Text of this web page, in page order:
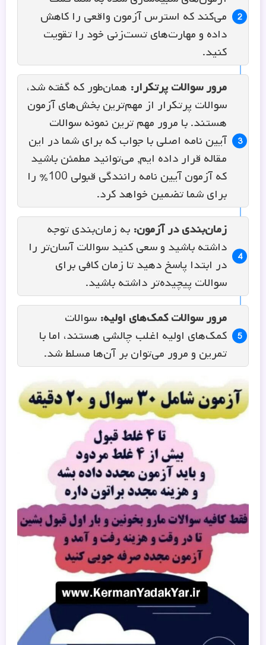
می‌کند که استرس آزمون واقعی را کاهش
داده و مهارت‌های تست‌زنی خود را تقویت
کنید.
مرور سوالات پرتکرار: همان‌طور که گفته شد،
سوالات پرتکرار از مهم‌ترین بخش‌های آزمون
هستند. با مرور مهم ترین نمونه سوالات
آیین نامه اصلی با جواب که برای شما در این
مقاله قرار داده ایم, می‌توانید مطمئن باشید
که آزمون آیین نامه رانندگی قبولی 100% را
برای شما تضمین خواهد کرد.
زمان‌بندی در آزمون: به زمان‌بندی توجه
داشته باشید و سعی کنید سوالات آسان‌تر را
در ابتدا پاسخ دهید تا زمان کافی برای
سوالات پیچیده‌تر داشته باشید.
مرور سوالات کمک‌های اولیه: سوالات
کمک‌های اولیه اغلب چالشی هستند، اما با
تمرین و مرور می‌توان بر آن‌ها مسلط شد.